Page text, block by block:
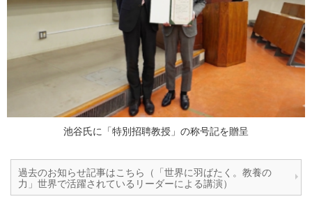
池谷氏に「特別招聘教授」の称号記を贈呈
過去のお知らせ記事はこちら（「世界に羽ばたく。教養の
力」世界で活躍されているリーダーによる講演）